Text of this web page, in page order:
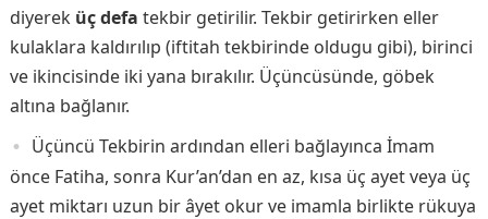
diyerek üç defa tekbir getirilir. Tekbir getirirken eller
kulaklara kaldırılıp (iftitah tekbirinde oldugu gibi), birinci
ve ikincisinde iki yana bırakılır. Üçüncüsünde, göbek
altına bağlanır.
Üçüncü Tekbirin ardından elleri bağlayınca İmam
önce Fatiha, sonra Kur’an’dan en az, kısa üç ayet veya üç
ayet miktarı uzun bir âyet okur ve imamla birlikte rükuya